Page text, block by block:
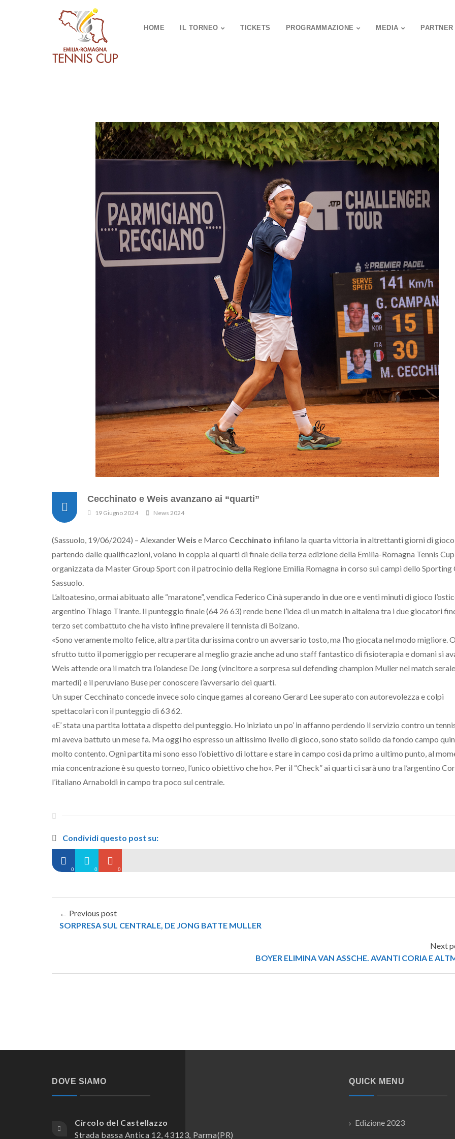
HOME IL TORNEO TICKETS PROGRAMMAZIONE MEDIA PARTNER
Cecchinato e Weis avanzano ai “quarti”
19 Giugno 2024 News 2024
(Sassuolo, 19/06/2024) – AlexanderWeis e Marco Cecchinato infilano la quarta vittoria in altrettanti giorni di gioco
partendo dalle qualificazioni, volano in coppia ai quarti di finale della terza edizione della Emilia-Romagna Tennis Cup
organizzata da Master Group Sport con il patrocinio della Regione Emilia Romagna in corso sui campi dello Sporting
Sassuolo.
L’altoatesino, ormai abituato alle “maratone”, vendica Federico Cinà superando in due ore e venti minuti di gioco
argentino Thiago Tirante. Il punteggio finale (64 26 63) rende bene l’idea di un match in altalena tra i due giocatori
terzo set combattuto che ha visto infine prevalere il tennista di Bolzano.
«Sono veramente molto felice, altra partita durissima contro un avversario tosto, ma l’ho giocata nel modo migliore.
sfrutto tutto il pomeriggio per recuperare al meglio grazie anche ad uno staff fantastico di fisioterapia e domani si
Weis attende ora il match tra l’olandese De Jong (vincitore a sorpresa sul defending champion Muller nel match
martedì) e il peruviano Buse per conoscere l’avversario dei quarti.
Un super Cecchinato concede invece solo cinque games al coreano Gerard Lee superato con autorevolezza e colpi
spettacolari con il punteggio di 63 62.
«E’ stata una partita lottata a dispetto del punteggio. Ho iniziato un po’ in affanno perdendo il servizio contro un
mi aveva battuto un mese fa. Ma oggi ho espresso un altissimo livello di gioco, sono stato solido da fondo campo
molto contento. Ogni partita mi sono esso l’obiettivo di lottare e stare in campo così da primo a ultimo punto, al
mia concentrazione è su questo torneo, l’unico obiettivo che ho». Per il “Check” ai quarti ci sarà uno tra l’argentino
l’italiano Arnaboldi in campo tra poco sul centrale.
Condividi questo post su:
0 0 0
← Previous post
SORPRESA SUL CENTRALE, DE JONG BATTE MULLER
Next
BOYER ELIMINA VAN ASSCHE. AVANTI CORIA E
DOVE SIAMO
Circolo del Castellazzo
Strada bassa Antica 12, 43123, Parma(PR)
QUICK MENU
Edizione 2023